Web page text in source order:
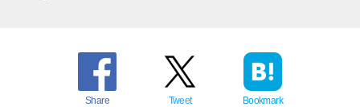
Share Tweet Bookmark